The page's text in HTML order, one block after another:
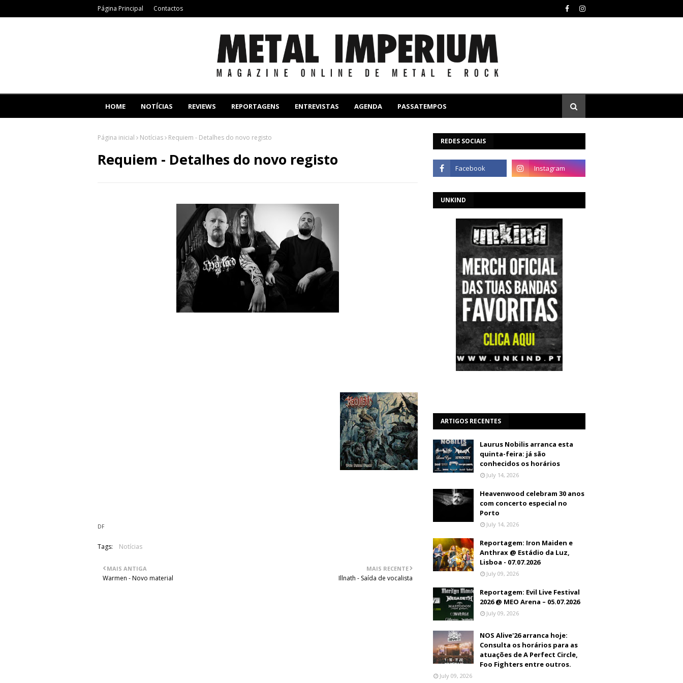
Página Principal Contactos
HOME NOTÍCIAS REVIEWS REPORTAGENS ENTREVISTAS AGENDA PASSATEMPOS
Página inicial Notícias Requiem - Detalhes do novo registo
Requiem - Detalhes do novo registo
DF
Tags: Notícias
MAIS RECENTE
Illnath - Saída de vocalista
MAIS ANTIGA
Warmen - Novo material
REDES SOCIAIS
UNKIND
ARTIGOS RECENTES
Laurus Nobilis arranca esta
quinta-feira: já são
conhecidos os horários
July 14, 2026
Heavenwood celebram 30 anos
com concerto especial no
Porto
July 14, 2026
Reportagem: Iron Maiden e
Anthrax @ Estádio da Luz,
Lisboa - 07.07.2026
July 09, 2026
Reportagem: Evil Live Festival
2026 @ MEO Arena – 05.07.2026
July 09, 2026
NOS Alive'26 arranca hoje:
Consulta os horários para as
atuações de A Perfect Circle,
Foo Fighters entre outros.
July 09, 2026